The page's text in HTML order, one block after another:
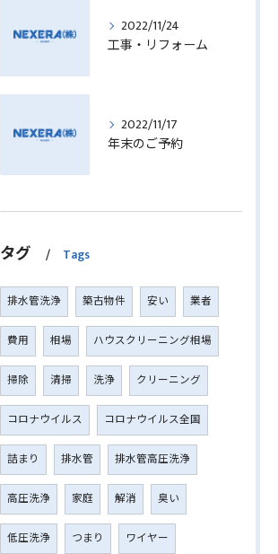
2022/11/24
工事・リフォーム
2022/11/17
年末のご予約
タグ Tags
排水管洗浄 築古物件 安い 業者
費用 相場 ハウスクリーニング相場
掃除 清掃 洗浄 クリーニング
コロナウイルス コロナウイルス全国
詰まり 排水管 排水管高圧洗浄
高圧洗浄 家庭 解消 臭い
低圧洗浄 つまり ワイヤー